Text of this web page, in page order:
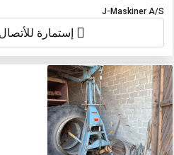
J-Maskiner A/S
إستمارة للأتصال